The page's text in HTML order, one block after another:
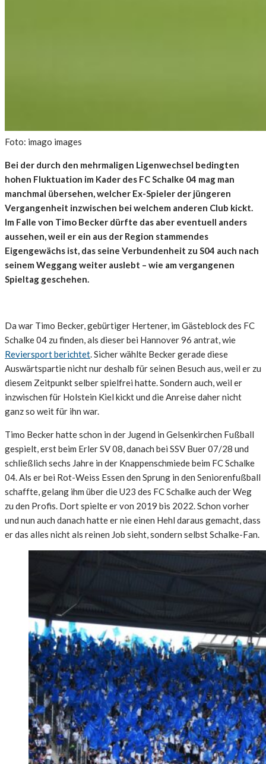
Foto: imago images
Bei der durch den mehrmaligen Ligenwechsel bedingten
hohen Fluktuation im Kader des FC Schalke 04 mag man
manchmal übersehen, welcher Ex-Spieler der jüngeren
Vergangenheit inzwischen bei welchem anderen Club kickt.
Im Falle von Timo Becker dürfte das aber eventuell anders
aussehen, weil er ein aus der Region stammendes
Eigengewächs ist, das seine Verbundenheit zu S04 auch nach
seinem Weggang weiter auslebt – wie am vergangenen
Spieltag geschehen.
Da war Timo Becker, gebürtiger Hertener, im Gästeblock des FC
Schalke 04 zu finden, als dieser bei Hannover 96 antrat, wie
Reviersport berichtet. Sicher wählte Becker gerade diese
Auswärtspartie nicht nur deshalb für seinen Besuch aus, weil er zu
diesem Zeitpunkt selber spielfrei hatte. Sondern auch, weil er
inzwischen für Holstein Kiel kickt und die Anreise daher nicht
ganz so weit für ihn war.
Timo Becker hatte schon in der Jugend in Gelsenkirchen Fußball
gespielt, erst beim Erler SV 08, danach bei SSV Buer 07/28 und
schließlich sechs Jahre in der Knappenschmiede beim FC Schalke
04. Als er bei Rot-Weiss Essen den Sprung in den Seniorenfußball
schaffte, gelang ihm über die U23 des FC Schalke auch der Weg
zu den Profis. Dort spielte er von 2019 bis 2022. Schon vorher
und nun auch danach hatte er nie einen Hehl daraus gemacht, dass
er das alles nicht als reinen Job sieht, sondern selbst Schalke-Fan.